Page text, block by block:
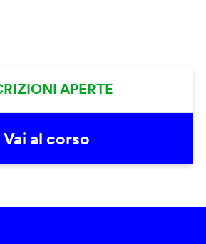
APERTE
Vai al corso